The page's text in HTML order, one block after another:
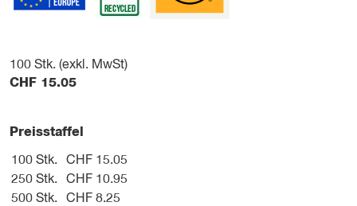
100 Stk. (exkl. MwSt)
CHF 15.05
Preisstaffel
100 Stk.
CHF 15.05
250 Stk.
CHF 10.95
500 Stk.
CHF 8.25